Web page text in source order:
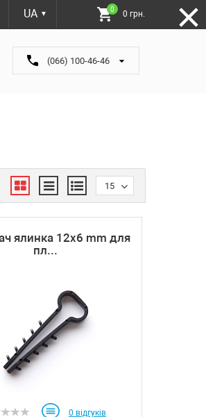
UA ▼
0 0 грн.
(066) 100-46-46
15
ялинка 12х6 mm для
пл...
0 відгуків